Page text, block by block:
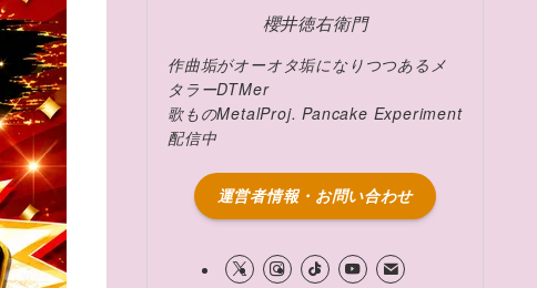
櫻井徳右衛門
作曲垢がオーオタ垢になりつつあるメ
タラーDTMer
歌ものMetalProj. Pancake Experiment
配信中
運営者情報・お問い合わせ